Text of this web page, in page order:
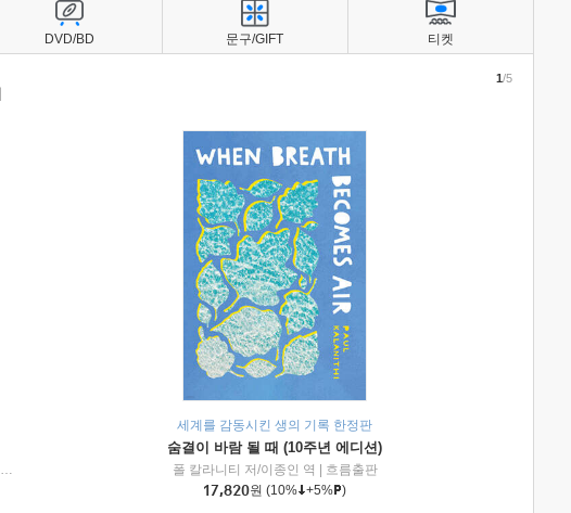
흔한남매 원저/이종혁 글/도니패밀리 그림/흔한컴퍼니 감수
미래엔아이세움
세계를 감동시킨 생의 기록 한정판
숨결이 바람 될 때 (10주년 에디션)
폴 칼라니티 저/이종인 역
흐름출판
17,820원 (10% +5% )
1/5
DVD/BD 문구/GIFT 티켓